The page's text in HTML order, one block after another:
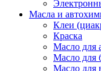
Масла и
Клеи
Краска
Масло для
Масло для
Масло для